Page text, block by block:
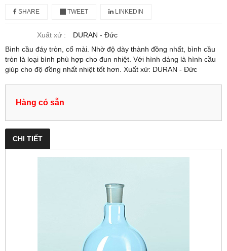
SHARE TWEET LINKEDIN
Xuất xứ :
DURAN - Đức
Bình cầu đáy tròn, cổ mài. Nhờ độ dày thành đồng nhất, bình cầu
tròn là loại bình phù hợp cho đun nhiệt. Với hình dáng là hình cầu
giúp cho độ đồng nhất nhiệt tốt hơn. Xuất xứ: DURAN - Đức
Hàng có sẵn
CHI TIẾT